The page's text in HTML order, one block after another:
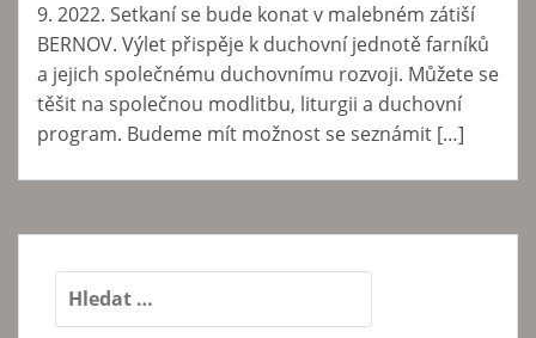
9. 2022. Setkaní se bude konat v malebném zátiší
BERNOV. Výlet přispěje k duchovní jednotě farníků
a jejich společnému duchovnímu rozvoji. Můžete se
těšit na společnou modlitbu, liturgii a duchovní
program. Budeme mít možnost se seznámit […]